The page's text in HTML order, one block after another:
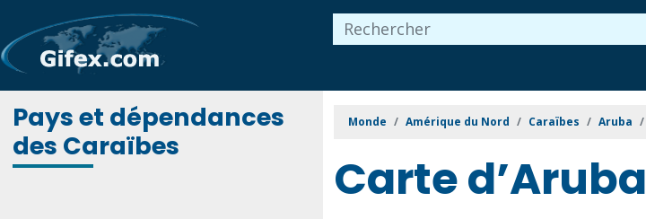
Pays et dépendances
des Caraïbes
Monde Amérique du Nord Caraïbes Aruba
Carte d’Aruba